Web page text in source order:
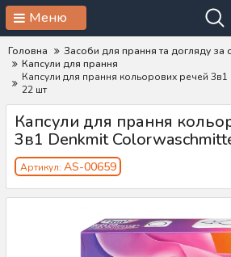
Меню
Головна
Засоби для прання та догляду за
Капсули для прання
Капсули для прання кольорових речей
22 шт
Капсули для прання
3в1 Denkmit
Артикул: AS-00659